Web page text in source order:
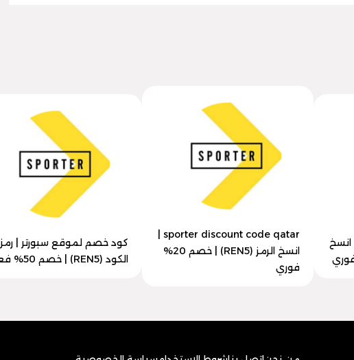
sporter discount codes | انسخ
انسخ الرمز (REN5) | خصم 20%
فوري
كود خصم لموقع سبورتر | رمز
الكود (REN5) | خصم 50% فعال